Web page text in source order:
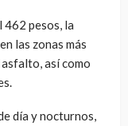
462 pesos, la
las zonas más
así como
día y nocturnos,